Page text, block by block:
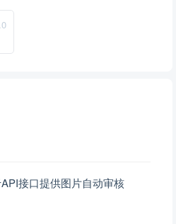
接口提供图片自动审核